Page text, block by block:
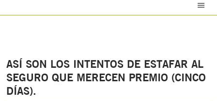
ASÍ SON LOS INTENTOS DE ESTAFAR AL
SEGURO QUE MERECEN PREMIO (CINCO
DÍAS).